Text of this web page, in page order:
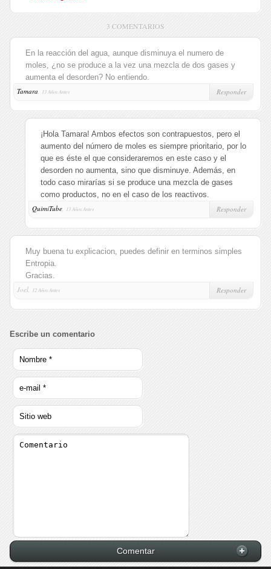
3 COMENTARIOS
En la reacción del agua, aunque disminuya el numero de
moles, ¿no se produce a la vez una mezcla de dos gases y
aumenta el desorden? No entiendo.
Tamara
13 Años Antes Responder
¡Hola Tamara! Ambos efectos son contrapuestos, pero el
aumento del número de moles es siempre prioritario, por lo
que es éste el que consideraremos en este caso y el
desorden no aumenta, sino que disminuye. Además, en
todo caso mirarías si se produce una mezcla de gases
como productos, no en el caso de los reactivos.
QuimiTube
13 Años Antes Responder
Muy buena tu explicacion, puedes definir en terminos simples
Entropia.
Gracias.
Joel,
12 Años Antes Responder
Escribe un comentario